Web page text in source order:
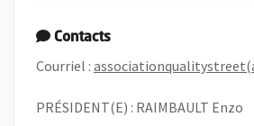
Contacts
Courriel :
PRÉSIDENT(E) : RAIMBAULT Enzo